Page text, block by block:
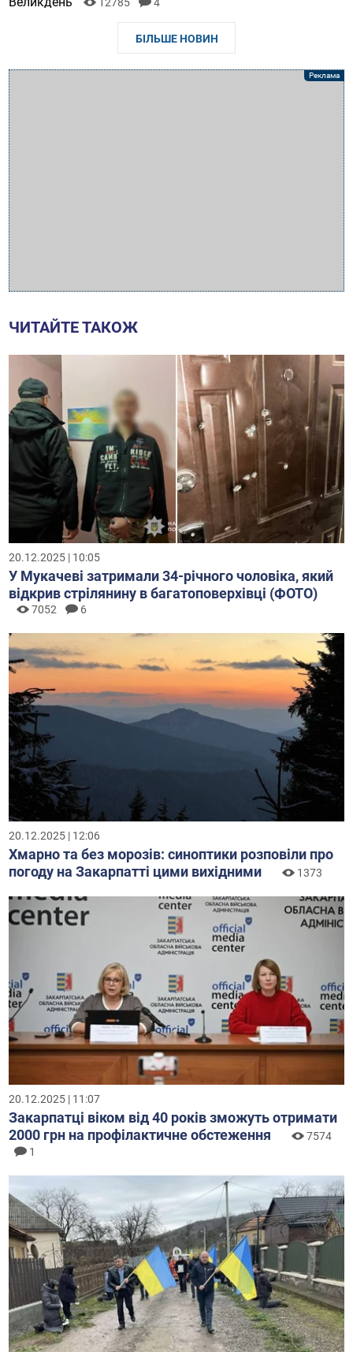
БІЛЬШЕ НОВИН
ЧИТАЙТЕ ТАКОЖ
20.12.2025 | 10:05
У Мукачеві затримали 34-річного чоловіка, який
відкрив стрілянину в багатоповерхівці (ФОТО)
7052 6
20.12.2025 | 12:06
Хмарно та без морозів: синоптики розповіли про
погоду на Закарпатті цими вихідними
1373
20.12.2025 | 11:07
Закарпатці віком від 40 років зможуть отримати
2000 грн на профілактичне обстеження
7574
1